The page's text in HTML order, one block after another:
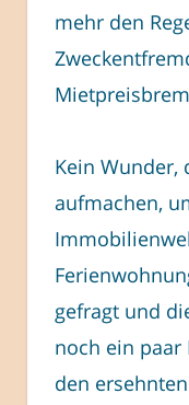
mehr den
Kein Wunder,
aufmachen,
gefragt und
noch ein paar
den